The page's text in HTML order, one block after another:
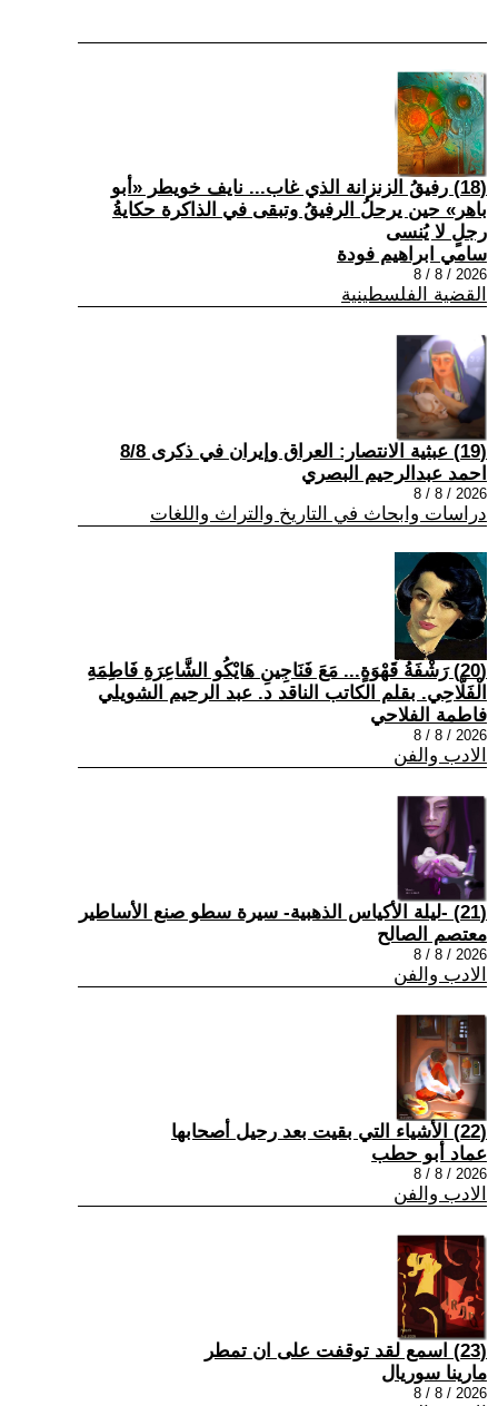
(18) رفيقُ الزنزانة الذي غاب... نايف خويطر «أبو
باهر» حين يرحلُ الرفيقُ وتبقى في الذاكرة حكايةُ
رجلٍ لا يُنسى
سامي ابراهيم فودة
2026 / 8 / 8
القضية الفلسطينية
(19) عبثية الانتصار: العراق وإيران في ذكرى 8/8
احمد عبدالرحيم البصري
2026 / 8 / 8
دراسات وابحاث في التاريخ والتراث واللغات
(20) رَشْفَةُ قَهْوَةٍ... مَعَ فَنَاجِينِ هَايْكُو الشَّاعِرَةِ فَاطِمَةِ
الْفَلَّاحِي. بقلم الكاتب الناقد د. عبد الرحيم الشويلي
فاطمة الفلاحي
2026 / 8 / 8
الادب والفن
(21) -ليلة الأكياس الذهبية- سيرة سطو صنع الأساطير
معتصم الصالح
2026 / 8 / 8
الادب والفن
(22) الأشياء التي بقيت بعد رحيل أصحابها
عماد أبو حطب
2026 / 8 / 8
الادب والفن
(23) اسمع لقد توقفت على ان تمطر
مارينا سوريال
2026 / 8 / 8